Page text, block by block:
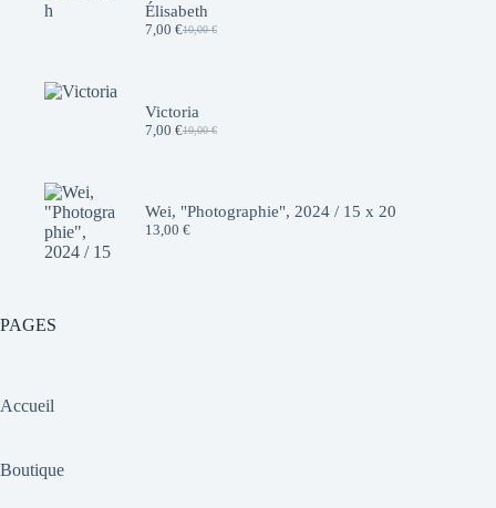
Élisabeth
10,00€
Le
10,00 €.
7,00 €Le
7,00 €.
Victoria
10,00€
Le
10,00 €.
7,00 €Le
7,00 €.
Wei, "Photographie", 2024 / 15 x 20
13,00 €
PAGES
Accueil
Boutique